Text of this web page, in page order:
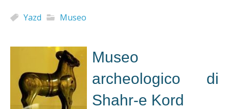
Yazd Museo
Museo
archeologico di
Shahr-e Kord